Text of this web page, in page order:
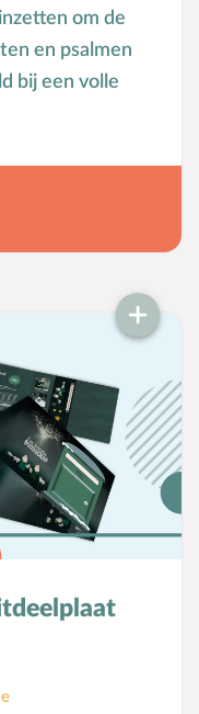
om de
en psalmen
bij een volle